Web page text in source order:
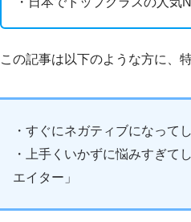
この記事は以下のような方に、
・すぐにネガティブになって
・上手くいかずに悩みすぎて
エイター」